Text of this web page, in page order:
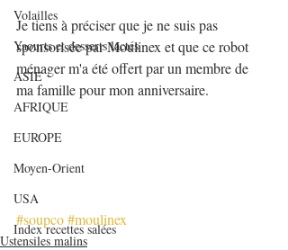
Volailles
Yaourts et desserts lactés
ASIE
AFRIQUE
EUROPE
Moyen-Orient
USA
Index recettes salées
Je tiens à préciser que je ne suis pas
sponsorisée par Moulinex et que ce robot
ménager m'a été offert par un membre de
ma famille pour mon anniversaire.
#soupco#moulinex
Ustensiles malins